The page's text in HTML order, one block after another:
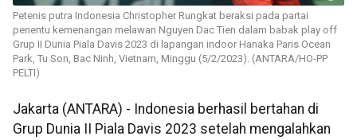
Petenis putra Indonesia Christopher Rungkat beraksi pada partai
penentu kemenangan melawan Nguyen Dac Tien dalam babak play off
Grup II Dunia Piala Davis 2023 di lapangan indoor Hanaka Paris Ocean
Park, Tu Son, Bac Ninh, Vietnam, Minggu (5/2/2023). (ANTARA/HO-PP
PELTI)
Jakarta (ANTARA) - Indonesia berhasil bertahan di
Grup Dunia II Piala Davis 2023 setelah mengalahkan